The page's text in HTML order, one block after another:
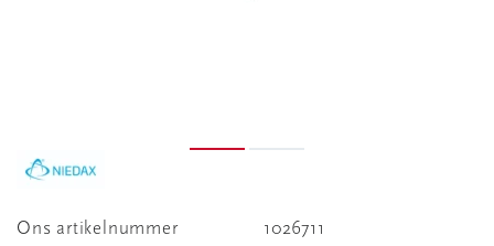
Ons artikelnummer
1026711